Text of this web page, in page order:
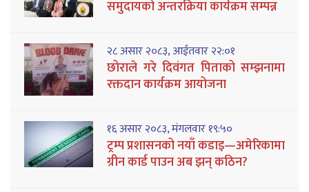
समुदायको अन्तरक्रिया कार्यक्रम सम्पन्न
२८ असार २०८३, आईतवार २२:०१
छोराले गरे दिवंगत पिताको सम्झनामा
रक्तदान कार्यक्रम आयोजना
१६ असार २०८३, मंगलवार १९:५०
ट्रम्प प्रशासनको नयाँ कडाइ—अमेरिकामा
ग्रीन कार्ड पाउन अब झन् कठिन?